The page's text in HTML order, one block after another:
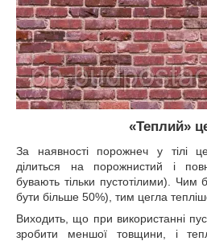
«Теплий»
За наявності порожнеч у тілі
ділиться на порожнистий і
бувають тільки пустотілими).
бути більше 50%), тим цегла
Виходить, що при використанні
зробити меншої товщини, і